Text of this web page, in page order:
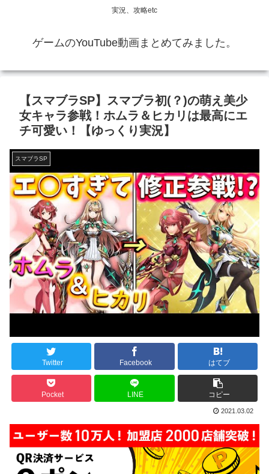
実況、攻略etc
ゲームのYouTube動画まとめてみました。
【スマブラSP】スマブラ初(？)の萌え美少
女キャラ参戦！ホムラ＆ヒカリは最高にエ
チ可愛い！【ゆっくり実況】
スマブラSP
Twitter Facebook はてブ
Pocket LINE コピー
2021.03.02